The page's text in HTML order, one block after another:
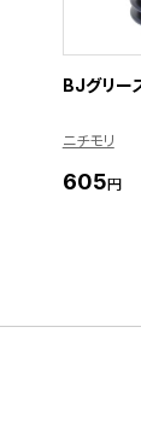
BJグリ
ニチモリ
605円